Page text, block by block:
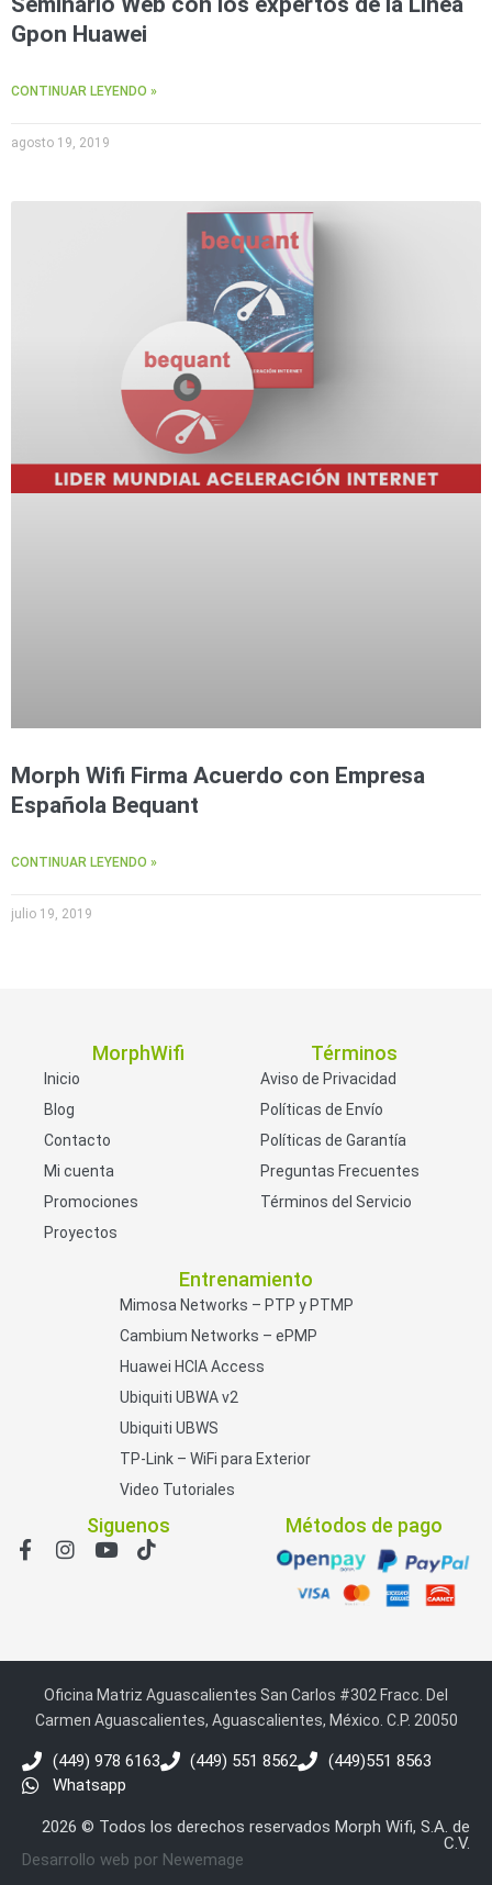
Gpon Huawei
CONTINUAR LEYENDO »
agosto 19, 2019
Morph Wifi Firma Acuerdo con Empresa
Española Bequant
CONTINUAR LEYENDO »
julio 19, 2019
MorphWifi
Inicio
Blog
Contacto
Mi cuenta
Promociones
Proyectos
Términos
Aviso de Privacidad
Políticas de Envío
Políticas de Garantía
Preguntas Frecuentes
Términos del Servicio
Entrenamiento
Mimosa Networks – PTP y PTMP
Cambium Networks – ePMP
Huawei HCIA Access
Ubiquiti UBWA v2
Ubiquiti UBWS
TP-Link – WiFi para Exterior
Video Tutoriales
Siguenos Métodos de pago
Oficina Matriz Aguascalientes San Carlos #302 Fracc. Del
Carmen Aguascalientes, Aguascalientes, México. C.P. 20050
(449) 978 6163 (449) 551 8562
(449)551 8563
Whatsapp
2026 © Todos los derechos reservados Morph Wifi, S.A. de
C.V.
Desarrollo web por Newemage